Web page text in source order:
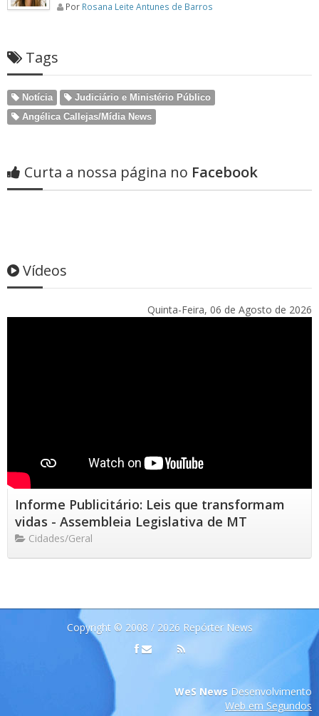
Por Rosana Leite Antunes de Barros
Tags
Notícia
Judiciário e Ministério Público
Angélica Callejas/Mídia News
Curta a nossa página no Facebook
Vídeos
Quinta-Feira, 06 de Agosto de 2026
Informe Publicitário: Leis que transformam
vidas - Assembleia Legislativa de MT
Cidades/Geral
Copyright © 2008 / 2026 Repórter News
WeS News Desenvolvimento
Web em Segundos